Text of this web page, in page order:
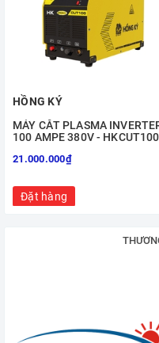
HỒNG KÝ
MÁY CẮT PLASMA
100 AMPE 380V - HKCUT100
21.000.000₫
Đặt hàng